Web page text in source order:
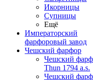
Икорницы
Супницы
Ещё
Императорский
фарфоровый завод
Чешский фарфор
Чешский
Thun 1794 a.s.
Чешский